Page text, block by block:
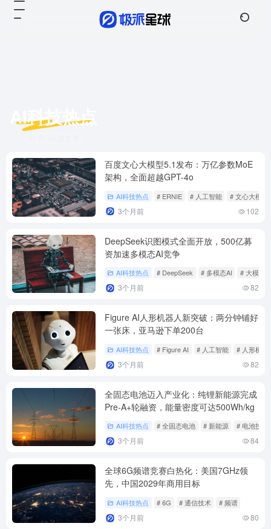
AI科技热点
百度文心大模型5.1发布：万亿参数MoE
架构，全面超越GPT-4o
AI科技热点 # ERNIE # 人工智能 # 文心大模型
3个月前 102
DeepSeek识图模式全面开放，500亿募
资加速多模态AI竞争
AI科技热点 # DeepSeek # 多模态AI # 大模型
3个月前 82
Figure AI人形机器人新突破：两分钟铺好
一张床，亚马逊下单200台
AI科技热点 # Figure AI # 人工智能 # 人形机器
3个月前 82
全固态电池迈入产业化：纯锂新能源完成
Pre-A+轮融资，能量密度可达500Wh/kg
AI科技热点 # 全固态电池 # 新能源 # 电池技术
3个月前 84
全球6G频谱竞赛白热化：美国7GHz领
先，中国2029年商用目标
AI科技热点 # 6G # 通信技术 # 频谱
3个月前 80